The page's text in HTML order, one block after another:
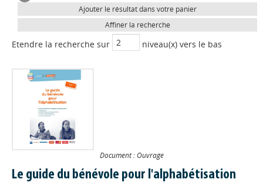
Ajouter le résultat dans votre panier
Affiner la recherche
Etendre la recherche sur niveau(x) vers le bas
Document : Ouvrage
Le guide du bénévole pour l'alphabétisation